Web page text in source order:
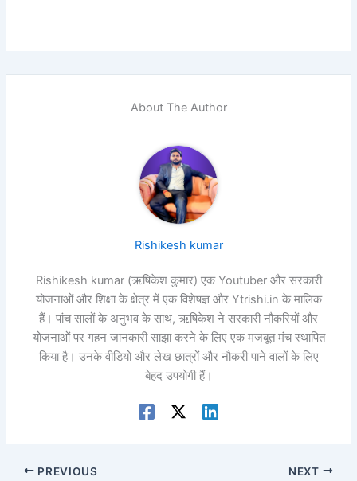
About The Author
Rishikesh kumar
Rishikesh kumar (ऋषिकेश कुमार) एक Youtuber और सरकारी
योजनाओं और शिक्षा के क्षेत्र में एक विशेषज्ञ और Ytrishi.in के मालिक
हैं। पांच सालों के अनुभव के साथ, ऋषिकेश ने सरकारी नौकरियों और
योजनाओं पर गहन जानकारी साझा करने के लिए एक मजबूत मंच स्थापित
किया है। उनके वीडियो और लेख छात्रों और नौकरी पाने वालों के लिए
बेहद उपयोगी हैं।
PREVIOUS NEXT